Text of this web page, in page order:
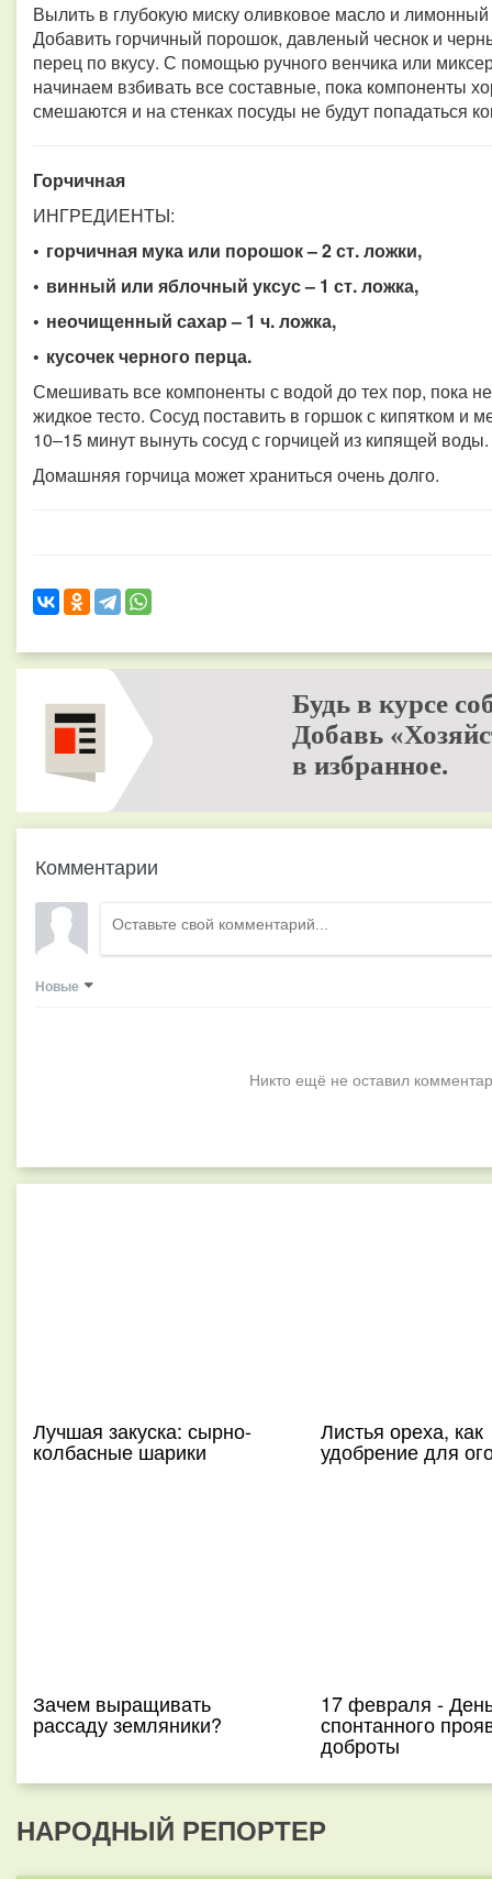
Вылить в глубокую миску оливковое масло и лимонный
Добавить горчичный порошок, давленый чеснок и
перец по вкусу. С помощью ручного венчика или
начинаем взбивать все составные, пока компоненты
смешаются и на стенках посуды не будут попадаться
Горчичная
ИНГРЕДИЕНТЫ:
• горчичная мука или порошок – 2 ст. ложки,
• винный или яблочный уксус – 1 ст. ложка,
• неочищенный сахар – 1 ч. ложка,
• кусочек черного перца.
Смешивать все компоненты с водой до тех пор, пока
жидкое тесто. Сосуд поставить в горшок с кипятком и
10–15 минут вынуть сосуд с горчицей из кипящей воды.
Домашняя горчица может храниться очень долго.
Будь в курсе
Добавь
в избранное.
Комментарии
Новые
Никто ещё не оставил
Лучшая закуска: сырно-
колбасные шарики
Листья ореха, как
удобрение для
Зачем выращивать
рассаду земляники?
17 февраля -
спонтанного
доброты
НАРОДНЫЙ РЕПОРТЕР